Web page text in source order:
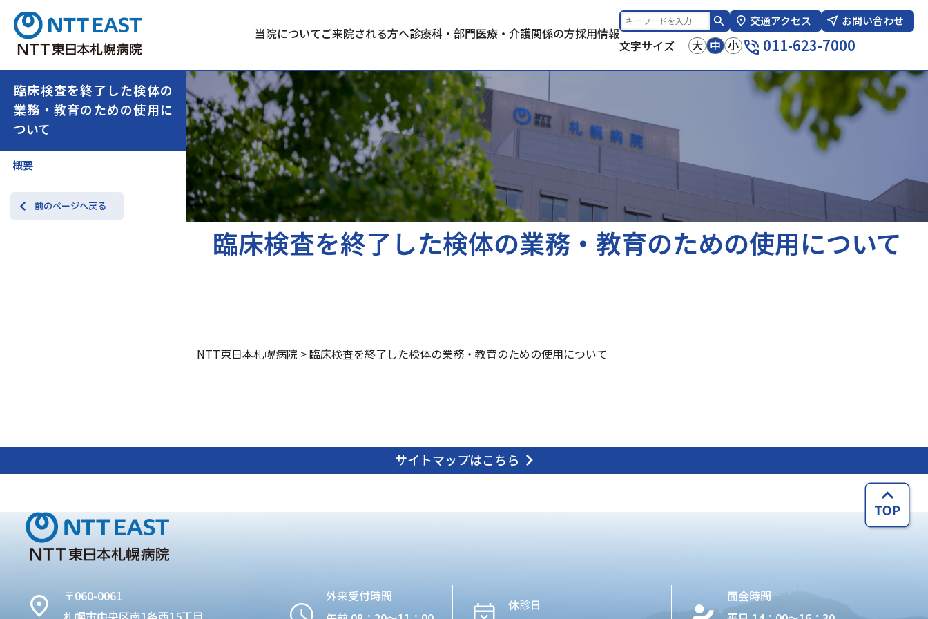
当院についてご来院される方へ診療科・部門医療・介護関係の方採用情報
交通アクセス お問い合わせ
文字サイズ 大 中 小 011-623-7000
臨床検査を終了した検体の
業務・教育のための使用に
ついて
概要
前のページへ戻る
臨床検査を終了した検体の業務・教育のための使用について
NTT東日本札幌病院 >臨床検査を終了した検体の業務・教育のための使用について
サイトマップはこちら
〒060-0061
外来受付時間
休診日
面会時間